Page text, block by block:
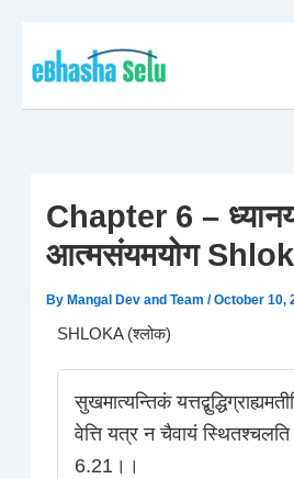
content
Chapter 6 –
आत्मसंयमयोग
By Mangal Dev and Team/October 10,
SHLOKA (श्लोक)
सुखमात्यन्तिकं
वेत्ति यत्र न चैवायं स्थितश्चलति
6.21।।